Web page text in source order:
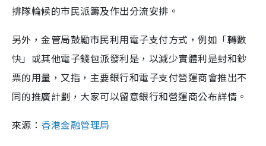
排隊輪候的市民派籌及作出分流安排。
另外，金管局鼓勵市民利用電子支付方式，例如「轉數
快」或其他電子錢包派發利是，以減少實體利是封和鈔
票的用量，又指，主要銀行和電子支付營運商會推出不
同的推廣計劃，大家可以留意銀行和營運商公布詳情。
來源： 香港金融管理局